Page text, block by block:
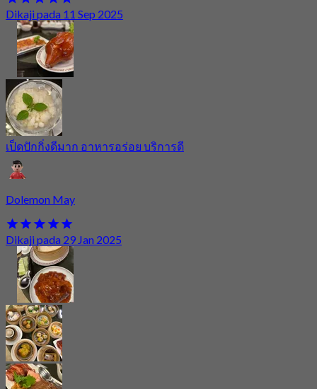
Dikaji pada 11 Sep 2025
เป็ดปักกิ่งดีมาก อาหารอร่อย บริการดี
Dolemon May
Dikaji pada 29 Jan 2025